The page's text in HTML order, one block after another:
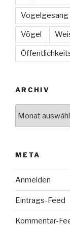
Vogelgesang
Vögel
ARCHIV
META
Anmelden
Eintrags-Feed
Kommentar-